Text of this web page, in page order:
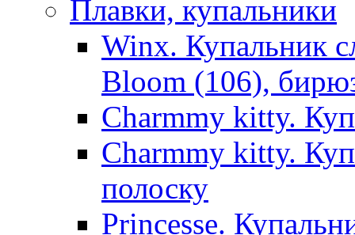
Плавки, купальники
Winx. Купальник
Bloom (106),
Charmmy kitty.
Charmmy kitty.
полоску
Princesse.